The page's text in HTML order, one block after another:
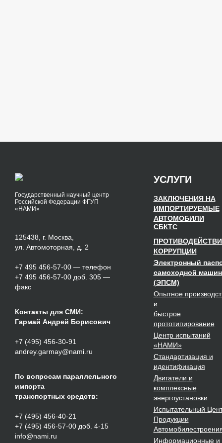
Государственный научный центр
Российской Федерации ФГУП
«НАМИ»
125438, г. Москва,
ул. Автомоторная, д. 2
+7 495 456-57-00 — телефон
+7 495 456-57-00 доб. 305 —
факс
Контакты для СМИ:
Гармай Андрей Борисович
+7 (495) 456-30-91
andrey.garmay@nami.ru
По вопросам параллельного
импорта
транспортных средств:
+7 (495) 456-40-21
+7 (495) 456-57-00 доб. 4-15
info@nami.ru
УСЛУГИ
ЗАКЛЮЧЕНИЯ НА
ИМПОРТИРУЕМЫЕ
АВТОМОБИЛИ
СБКТС
КОРРУПЦИИ
Электронный
самоходной
(ЭПСМ)
Опытное
и
быстрое
прототипирование
Центр испытаний
«НАМИ»
Стандартизация и
идентификация
Двигатели и
комплексные
энергоустановки
Испытательный
Продукции
Информационные и